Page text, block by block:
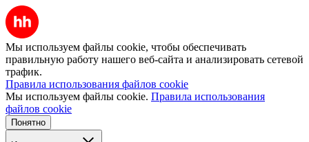
Мы используем файлы cookie, чтобы обеспечивать
правильную работу нашего веб-сайта и анализировать сетевой
трафик.
Правила использования файлов cookie
Мы используем файлы cookie. Правила использования
файлов cookie
Понятно